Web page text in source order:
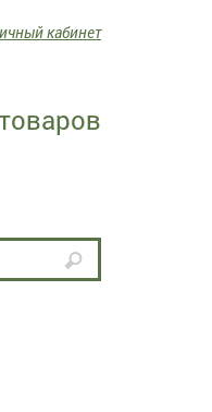
кабинет